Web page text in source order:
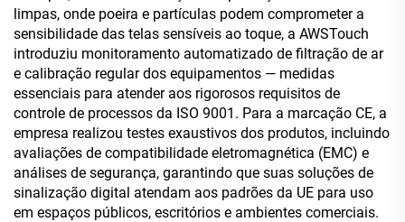
limpas, onde poeira e partículas podem comprometer a
sensibilidade das telas sensíveis ao toque, a AWSTouch
introduziu monitoramento automatizado de filtração de ar
e calibração regular dos equipamentos — medidas
essenciais para atender aos rigorosos requisitos de
controle de processos da ISO 9001. Para a marcação CE, a
empresa realizou testes exaustivos dos produtos, incluindo
avaliações de compatibilidade eletromagnética (EMC) e
análises de segurança, garantindo que suas soluções de
sinalização digital atendam aos padrões da UE para uso
em espaços públicos, escritórios e ambientes comerciais.